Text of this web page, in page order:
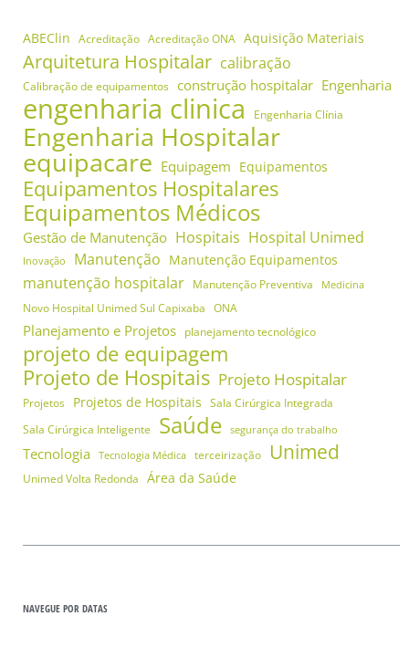
ABEClin Acreditação Acreditação ONA Aquisição Materiais
Arquitetura Hospitalar calibração
Calibração de equipamentos construção hospitalar Engenharia
engenharia clinica Engenharia Clínia
Engenharia Hospitalar
equipacare Equipagem Equipamentos
Equipamentos Hospitalares
Equipamentos Médicos
Gestão de Manutenção Hospitais Hospital Unimed
Inovação Manutenção Manutenção Equipamentos
manutenção hospitalar Manutenção Preventiva Medicina
Novo Hospital Unimed Sul Capixaba ONA
Planejamento e Projetos planejamento tecnológico
projeto de equipagem
Projeto de Hospitais Projeto Hospitalar
Projetos Projetos de Hospitais Sala Cirúrgica Integrada
Sala Cirúrgica Inteligente
Saúde segurança do trabalho
Tecnologia Tecnologia Médica terceirização Unimed
Unimed Volta Redonda Área da Saúde
NAVEGUE POR DATAS